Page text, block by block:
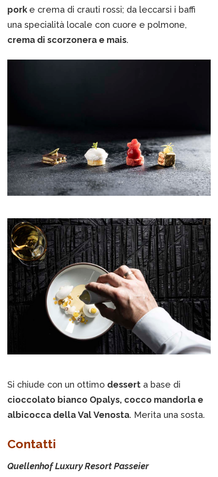
pork e crema di crauti rossi; da leccarsi i baffi
una specialità locale con cuore e polmone,
crema di scorzonera e mais.
Si chiude con un ottimo dessert a base di
cioccolato bianco Opalys, cocco mandorla e
albicocca della Val Venosta. Merita una sosta.
Contatti
Quellenhof Luxury Resort Passeier